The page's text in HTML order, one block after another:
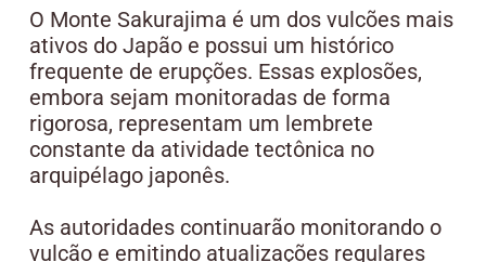
O Monte Sakurajima é um dos vulcões mais
ativos do Japão e possui um histórico
frequente de erupções. Essas explosões,
embora sejam monitoradas de forma
rigorosa, representam um lembrete
constante da atividade tectônica no
arquipélago japonês.
As autoridades continuarão monitorando o
vulcão e emitindo atualizações regulares